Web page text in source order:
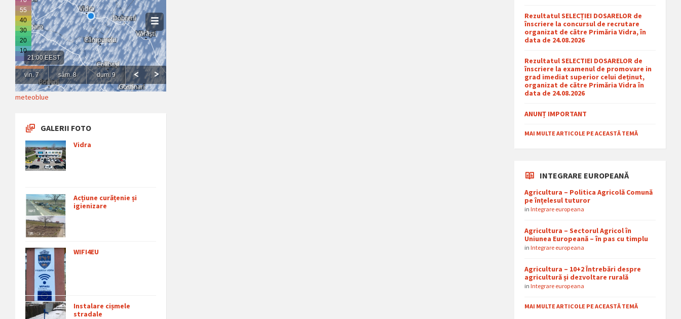
meteoblue
GALERII FOTO
Vidra
Acțiune curățenie și
igienizare
WIFI4EU
Instalare cișmele
stradale
Rezultatul SELECȚIEI DOSARELOR de
înscriere la concursul de recrutare
organizat de către Primăria Vidra, în
data de 24.08.2026
Rezultatul SELECTIEI DOSARELOR de
înscriere la examenul de promovare in
grad imediat superior celui deținut,
organizat de către Primăria Vidra în
data de 24.08.2026
ANUNȚ IMPORTANT
MAI MULTE ARTICOLE PE ACEASTĂ TEMĂ
INTEGRARE EUROPEANĂ
Agricultura – Politica Agricolă Comună
pe înțelesul tuturor
inIntegrare europeana
Agricultura – Sectorul Agricol în
Uniunea Europeană – în pas cu timplu
inIntegrare europeana
Agricultura – 10+2 Întrebări despre
agricultură și dezvoltare rurală
inIntegrare europeana
MAI MULTE ARTICOLE PE ACEASTĂ TEMĂ